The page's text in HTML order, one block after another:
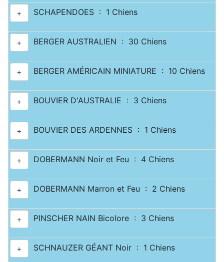
+ SCHAPENDOES : 1 Chiens
+ BERGER AUSTRALIEN : 30 Chiens
+ BERGER AMÉRICAIN MINIATURE : 10 Chiens
+ BOUVIER D'AUSTRALIE : 3 Chiens
+ BOUVIER DES ARDENNES : 1 Chiens
+ DOBERMANN Noir et Feu : 4 Chiens
+ DOBERMANN Marron et Feu : 2 Chiens
+ PINSCHER NAIN Bicolore : 3 Chiens
+ SCHNAUZER GÉANT Noir : 1 Chiens